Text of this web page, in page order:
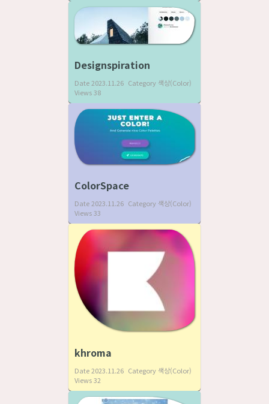
Designspiration
Date 2023.11.26 Category 색상(Color)
Views38
ColorSpace
Date 2023.11.26 Category 색상(Color)
Views33
khroma
Date2023.11.26 Category 색상(Color)
Views32